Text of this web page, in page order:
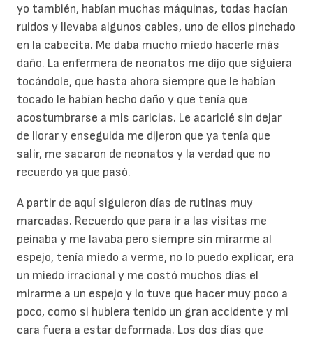
yo también, habían muchas máquinas, todas hacían
ruidos y llevaba algunos cables, uno de ellos pinchado
en la cabecita. Me daba mucho miedo hacerle más
daño. La enfermera de neonatos me dijo que siguiera
tocándole, que hasta ahora siempre que le habían
tocado le habían hecho daño y que tenía que
acostumbrarse a mis caricias. Le acaricié sin dejar
de llorar y enseguida me dijeron que ya tenía que
salir, me sacaron de neonatos y la verdad que no
recuerdo ya que pasó.
A partir de aquí siguieron días de rutinas muy
marcadas. Recuerdo que para ir a las visitas me
peinaba y me lavaba pero siempre sin mirarme al
espejo, tenía miedo a verme, no lo puedo explicar, era
un miedo irracional y me costó muchos días el
mirarme a un espejo y lo tuve que hacer muy poco a
poco, como si hubiera tenido un gran accidente y mi
cara fuera a estar deformada. Los dos días que